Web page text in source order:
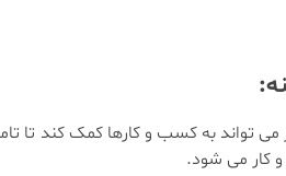
تواند به کسب و کارها کمک کند تا
کار می شود.